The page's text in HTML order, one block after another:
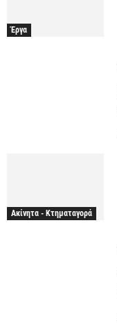
Έργα
Ακίνητα - Κτηματαγορά